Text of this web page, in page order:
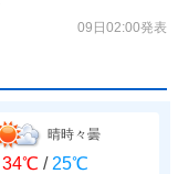
09日02:00発表
晴時々曇
34℃ / 25℃